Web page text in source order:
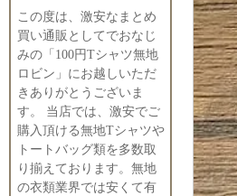
この度は、激安なまとめ
買い通販としてでおなじ
みの「100円Tシャツ無地
ロビン」にお越しいただ
きありがとうございま
す。 当店では、激安でご
購入頂ける無地Tシャツや
トートバッグ類を多数取
り揃えております。無地
の衣類業界では安くて有